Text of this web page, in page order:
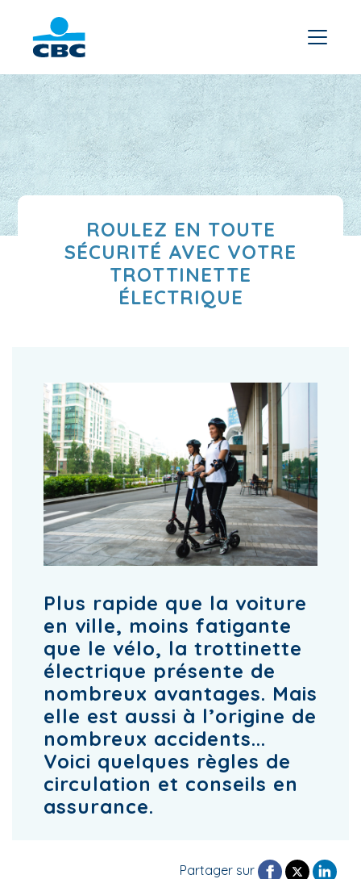
ROULEZ EN TOUTE
SÉCURITÉ AVEC VOTRE
TROTTINETTE
ÉLECTRIQUE
Plus rapide que la voiture
en ville, moins fatigante
que le vélo, la trottinette
électrique présente de
nombreux avantages. Mais
elle est aussi à l’origine de
nombreux accidents...
Voici quelques règles de
circulation et conseils en
assurance.
Partager sur